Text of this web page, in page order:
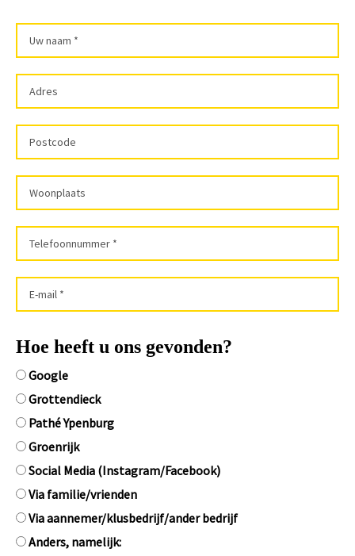
Hoe heeft u ons gevonden?
Google
Grottendieck
Pathé Ypenburg
Groenrijk
Social Media (Instagram/Facebook)
Via familie/vrienden
Via aannemer/klusbedrijf/ander bedrijf
Anders, namelijk: